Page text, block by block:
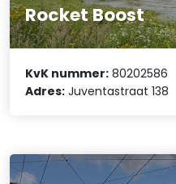
Rocket Boost
KvK nummer: 80202586
Adres: Juventastraat 138